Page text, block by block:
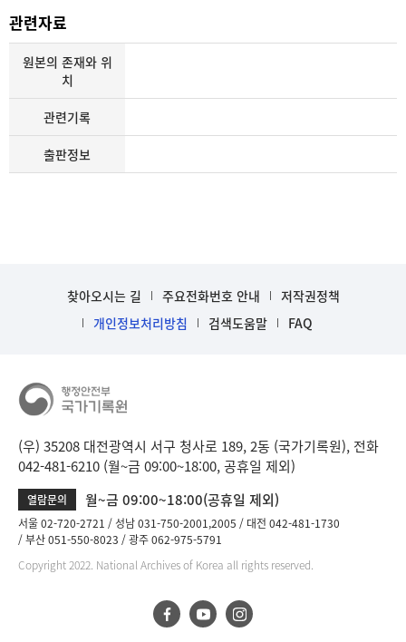
관련자료
원본의 존재와 위
치
관련기록
출판정보
찾아오시는 길 주요전화번호 안내
저작권정책
개인정보처리방침
검색도움말 FAQ
(우) 35208 대전광역시 서구 청사로 189, 2동 (국가기록원), 전화
042-481-6210 (월~금 09:00~18:00, 공휴일 제외)
열람문의 월~금 09:00~18:00(공휴일 제외)
서울 02-720-2721 성남 031-750-2001,2005
대전 042-481-1730
부산 051-550-8023
광주 062-975-5791
Copyright 2022. National Archives of Korea all rights reserved.